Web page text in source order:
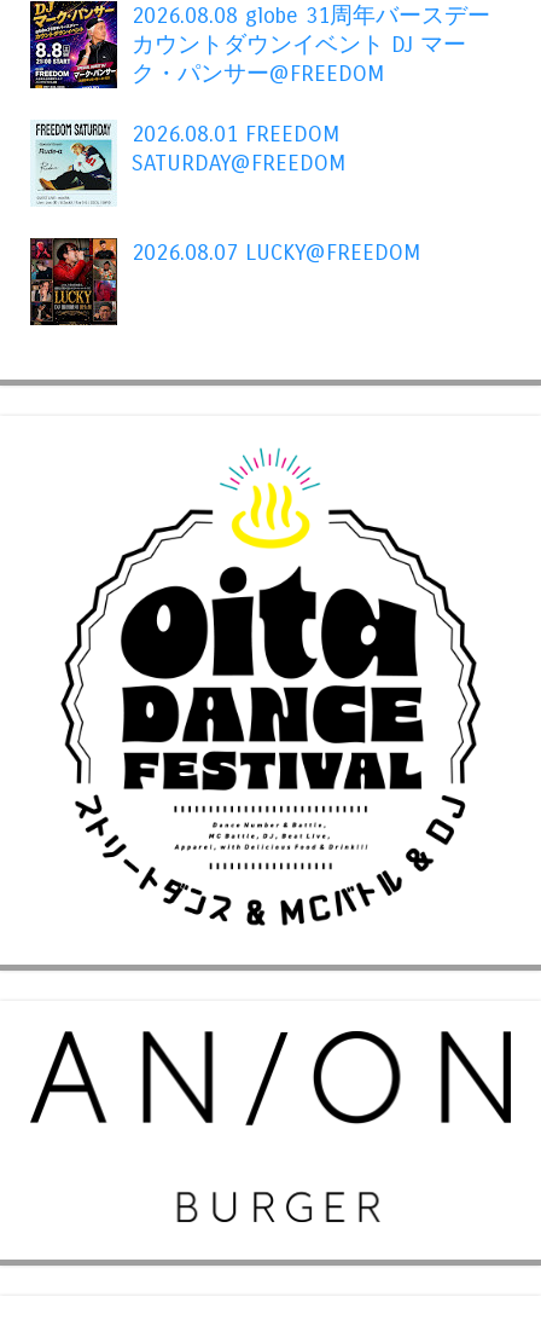
2026.08.08 globe 31周年バースデー
カウントダウンイベント DJ マー
ク・パンサー@FREEDOM
2026.08.01 FREEDOM
SATURDAY@FREEDOM
2026.08.07 LUCKY@FREEDOM